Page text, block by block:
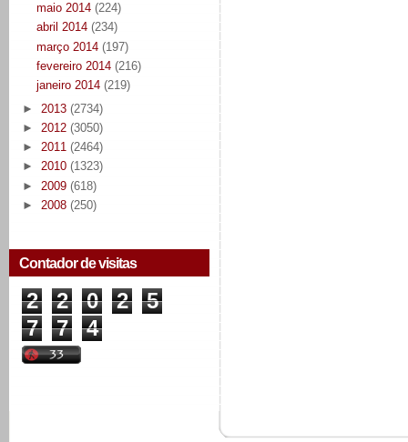
maio 2014 (224)
abril 2014 (234)
março 2014 (197)
fevereiro 2014 (216)
janeiro 2014 (219)
► 2013 (2734)
► 2012 (3050)
► 2011 (2464)
► 2010 (1323)
► 2009 (618)
► 2008 (250)
Contador de visitas
2 2 0 2
5
7
7 4